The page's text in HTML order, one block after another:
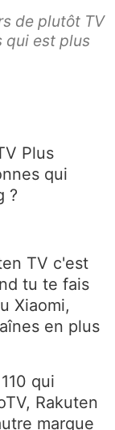
de plutôt TV
qui est plus
Plus
qui
?
TV c'est
tu te fais
Xiaomi,
en plus
qui
Rakuten
marque